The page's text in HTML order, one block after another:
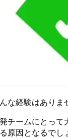
な経験はありま
チームにとっ
原因となるでし